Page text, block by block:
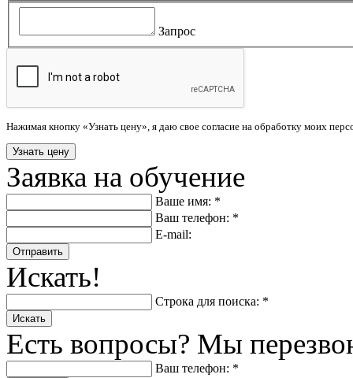
Запрос
Нажимая кнопку «Узнать цену», я даю свое согласие на обработку моих
Заявка на обучение
Ваше имя: *
Ваш телефон: *
E-mail:
Отправить
Искать!
Строка для поиска: *
Искать
Есть вопросы? Мы
Ваш телефон: *